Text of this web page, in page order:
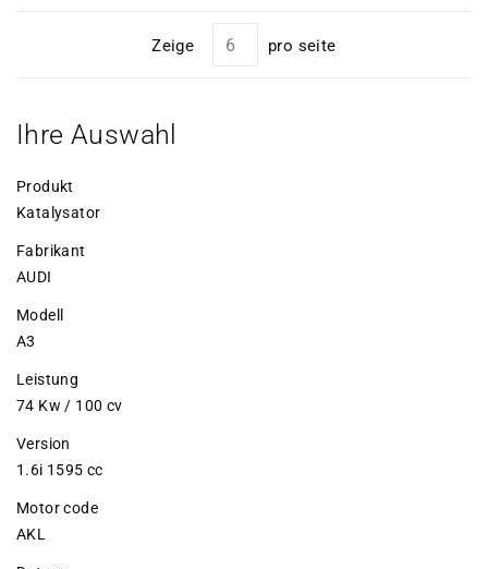
Zeige pro seite
Ihre Auswahl
Produkt
Katalysator
Fabrikant
AUDI
Modell
A3
Leistung
74 Kw / 100 cv
Version
1.6i 1595 cc
Motor code
AKL